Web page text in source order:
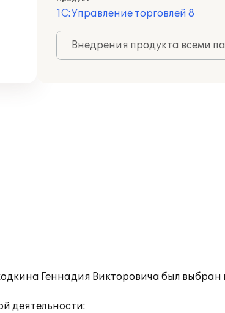
1С:Управление торговлей 8
Внедрения продукта всеми
Геннадия Викторовича был
деятельности: